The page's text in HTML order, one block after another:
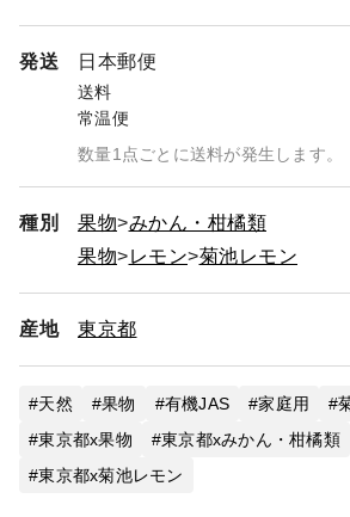
発送 日本郵便
送料
常温便
数量1点ごとに送料が発生します。
種別 果物
みかん・柑橘類
果物
レモン 菊池レモン
産地 東京都
天然 果物 有機JAS 家庭用
東京都x果物
東京都xみかん・柑橘類
東京都x菊池レモン